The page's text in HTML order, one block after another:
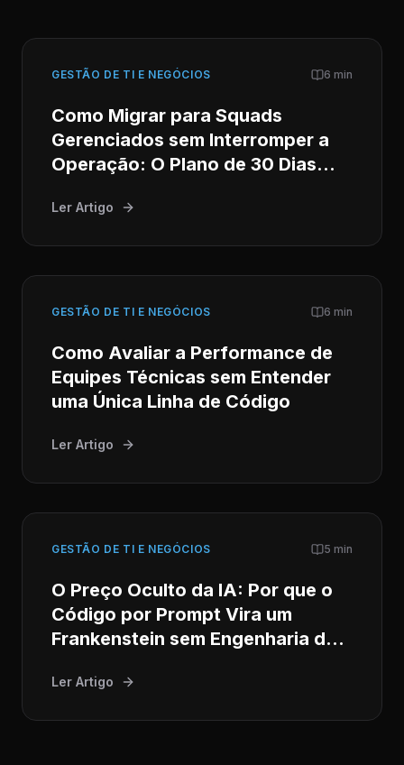
GESTÃO DE TI E NEGÓCIOS 6 min
Como Migrar para Squads
Gerenciados sem Interromper a
Operação: O Plano de 30 Dias
Ler Artigo
GESTÃO DE TI E NEGÓCIOS 6 min
Como Avaliar a Performance de
Equipes Técnicas sem Entender
uma Única Linha de Código
Ler Artigo
GESTÃO DE TI E NEGÓCIOS 5 min
O Preço Oculto da IA: Por que o
Código por Prompt Vira um
Frankenstein sem Engenharia de
Ler Artigo